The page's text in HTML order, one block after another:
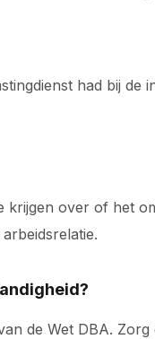
had bij de
krijgen over of het
de Wet DBA.